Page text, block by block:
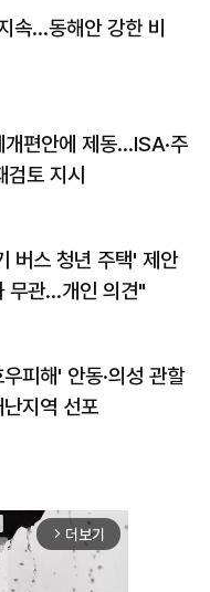
속…동해안 강한 비
편안에 제동…ISA·주
검토 지시
버스 청년 주택' 제안
무관…개인 의견"
피해' 안동·의성 관할
지역 선포
arrow_forward_ios 더보기